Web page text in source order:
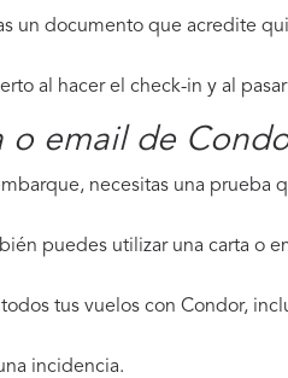
un documento que acredite
al hacer el check-in y al
o email de
necesitas una prueba
puedes utilizar una carta o
tus vuelos con Condor,
incidencia.